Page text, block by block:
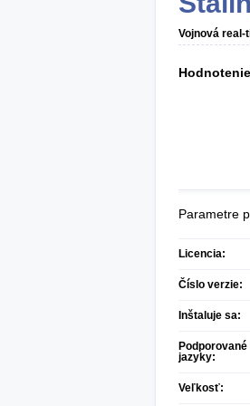
Vojnová
Hodnotenie
Parametre
Licencia:
Číslo verzie:
Inštaluje sa:
Podporované
jazyky:
Veľkosť: